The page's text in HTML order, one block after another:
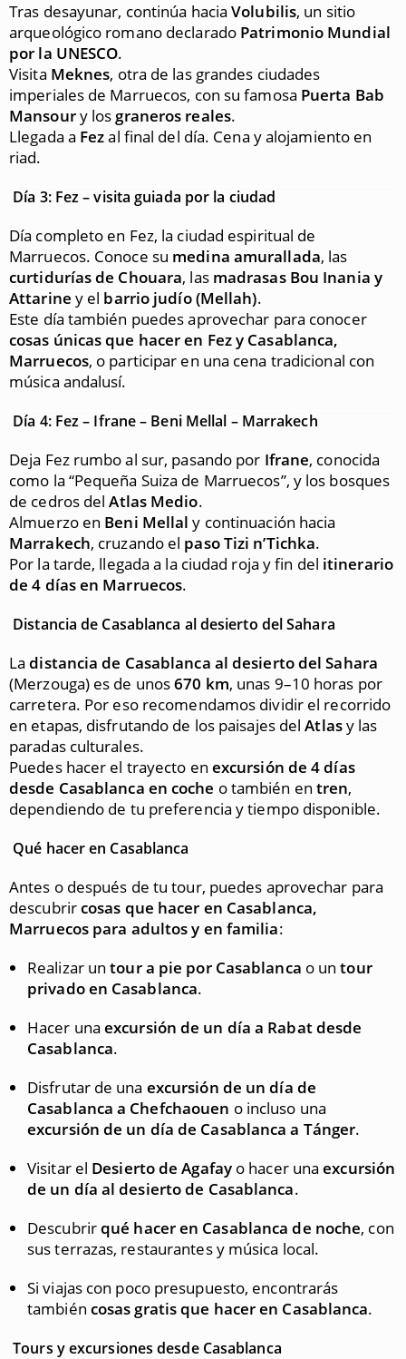
Tras desayunar, continúa haciaVolubilis, un sitio
arqueológico romano declarado Patrimonio Mundial
por la UNESCO.
Visita Meknes, otra de las grandes ciudades
imperiales de Marruecos, con su famosa Puerta Bab
Mansoury los graneros reales.
Llegada a Fezal final del día. Cena y alojamiento en
riad.
Día 3: Fez – visita guiada por la ciudad
Día completo en Fez, la ciudad espiritual de
Marruecos. Conoce su medina amurallada, las
curtidurías de Chouara, las madrasas Bou Inania y
Attarine y el barrio judío (Mellah).
Este día también puedes aprovechar para conocer
cosas únicas que hacer en Fez y Casablanca,
Marruecos, o participar en una cena tradicional con
música andalusí.
Día 4: Fez – Ifrane – Beni Mellal – Marrakech
Deja Fez rumbo al sur, pasando por Ifrane, conocida
como la “Pequeña Suiza de Marruecos”, y los bosques
de cedros delAtlas Medio.
Almuerzo en Beni Mellal y continuación hacia
Marrakech, cruzando el paso Tizi n’Tichka.
Por la tarde, llegada a la ciudad roja y fin del itinerario
de 4 días en Marruecos.
Distancia de Casablanca al desierto del Sahara
Ladistancia de Casablanca al desierto del Sahara
(Merzouga) es de unos670 km, unas 9–10 horas por
carretera. Por eso recomendamos dividir el recorrido
en etapas, disfrutando de los paisajes delAtlasy las
paradas culturales.
Puedes hacer el trayecto en excursión de 4 días
desde Casablanca en coche o también en tren,
dependiendo de tu preferencia y tiempo disponible.
Qué hacer en Casablanca
Antes o después de tu tour, puedes aprovechar para
descubrircosas que hacer en Casablanca,
Marruecos para adultos y en familia:
Realizar untour a pie por Casablanca o untour
privado en Casablanca.
Hacer una excursión de un día a Rabat desde
Casablanca.
Disfrutar de una excursión de un día de
Casablanca a Chefchaouen o incluso una
excursión de un día de Casablanca a Tánger.
Visitar el Desierto de Agafayo hacer unaexcursión
de un día al desierto de Casablanca.
Descubrirqué hacer en Casablanca de noche, con
sus terrazas, restaurantes y música local.
Si viajas con poco presupuesto, encontrarás
también cosas gratis que hacer en Casablanca.
Tours y excursiones desde Casablanca